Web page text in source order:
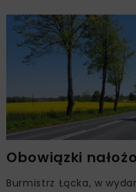
Obowiązki
Burmistrz Łącka, w